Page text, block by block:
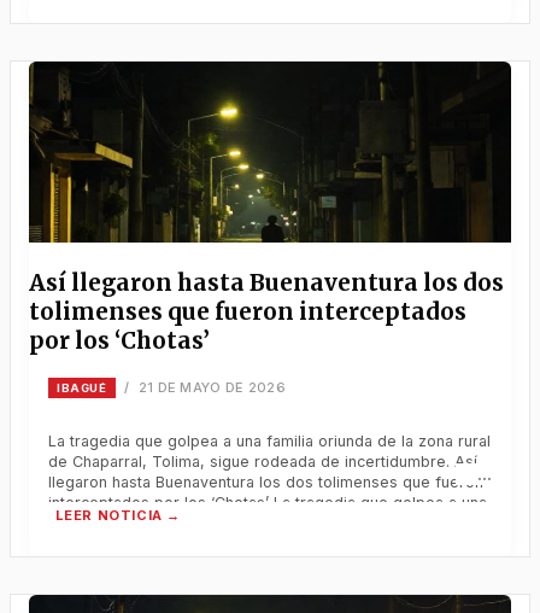
Así llegaron hasta Buenaventura los dos
tolimenses que fueron interceptados
por los ‘Chotas’
IBAGUÉ / 21 DE MAYO DE 2026
La tragedia que golpea a una familia oriunda de la zona rural
de Chaparral, Tolima, sigue rodeada de incertidumbre. Así
llegaron hasta Buenaventura los dos tolimenses que fueron
interceptados por los ‘Chotas’ La tragedia que golpea a una
familia oriunda de la zona rural de Chaparral, Tolima, sigue